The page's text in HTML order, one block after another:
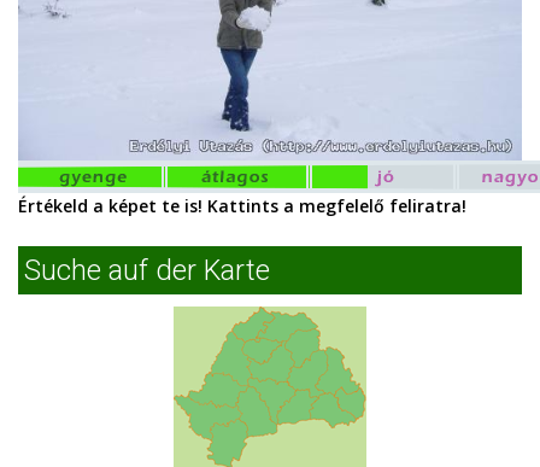
Értékeld a képet te is! Kattints a megfelelő feliratra!
Suche auf der Karte